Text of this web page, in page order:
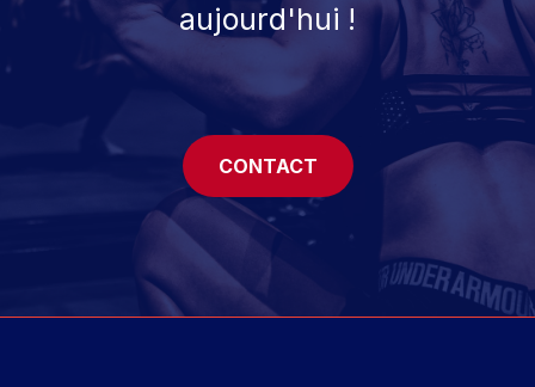
aujourd'hui !
CONTACT